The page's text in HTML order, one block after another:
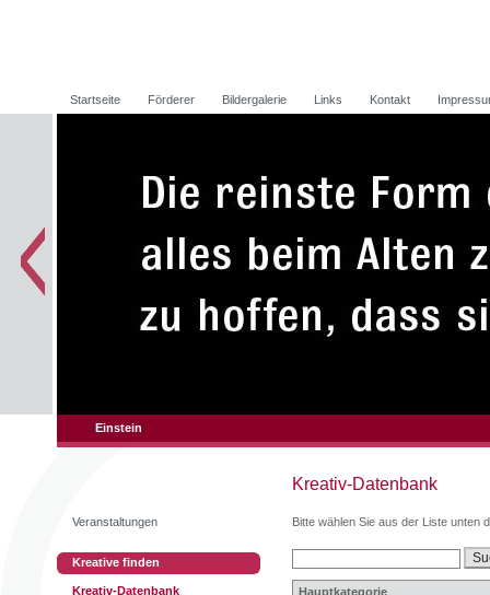
Veranstaltungen
Kreative finden
Kreativ-Datenbank
Kreativ-Datenbank
Bitte wählen Sie aus der Liste unten
Hauptkategorie
Einstein
Startseite Förderer Bildergalerie Links Kontakt